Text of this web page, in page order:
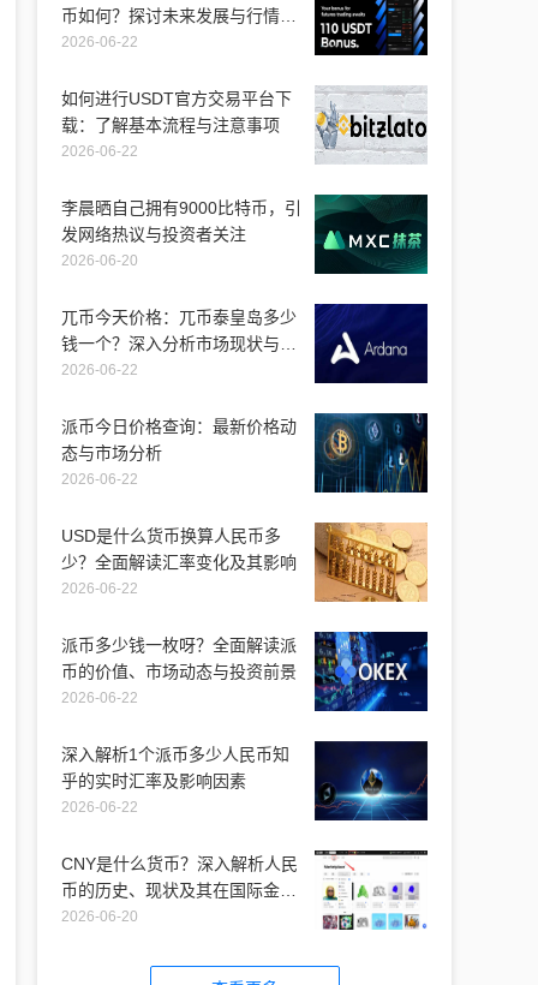
币如何？探讨未来发展与行情走
势
2026-06-22
如何进行USDT官方交易平台下
载：了解基本流程与注意事项
2026-06-22
李晨晒自己拥有9000比特币，引
发网络热议与投资者关注
2026-06-20
兀币今天价格：兀币泰皇岛多少
钱一个？深入分析市场现状与未
来走向
2026-06-22
派币今日价格查询：最新价格动
态与市场分析
2026-06-22
USD是什么货币换算人民币多
少？全面解读汇率变化及其影响
2026-06-22
派币多少钱一枚呀？全面解读派
币的价值、市场动态与投资前景
2026-06-22
深入解析1个派币多少人民币知
乎的实时汇率及影响因素
2026-06-22
CNY是什么货币？深入解析人民
币的历史、现状及其在国际金融
市场的地位
2026-06-20